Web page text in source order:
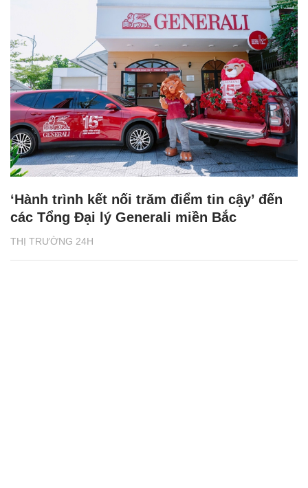
THỊ TRƯỜNG 24H
‘Hành trình kết nối trăm điểm tin cậy’ đến
các Tổng Đại lý Generali miền Bắc